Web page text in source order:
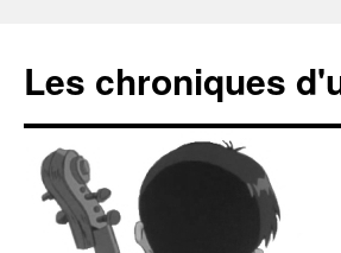
Les chroniques